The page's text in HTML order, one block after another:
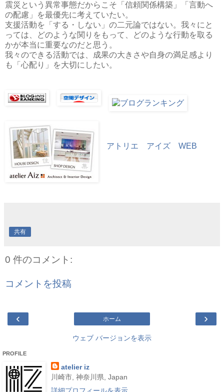
震災という異常事態だからこそ「信頼関係構築」「言動へ
の配慮」を最優先に考えていたい。
支援活動を「する・しない」の二元論ではない。我々にと
っては、どのような関りをもって、どのような行動を取る
かが本当に重要なのだと思う。
我々のできる活動では、成果の大きさや自身の満足感より
も「心配り」を大切にしたい。
アトリエ アイズ WEB
共有
0 件のコメント:
コメントを投稿
‹ ›
ホーム
ウェブ バージョンを表示
PROFILE
atelier iz
川崎市, 神奈川県, Japan